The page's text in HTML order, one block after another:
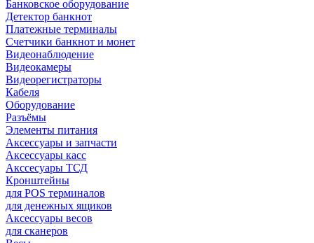
Банковское оборудование
Детектор банкнот
Платежные терминалы
Счетчики банкнот и монет
Видеонаблюдение
Видеокамеры
Видеорегистраторы
Кабеля
Оборудование
Разъёмы
Элементы питания
Аксессуары и запчасти
Аксессуары касс
Акссесуары ТСД
Кронштейны
для POS терминалов
для денежных ящиков
Аксессуары весов
для сканеров